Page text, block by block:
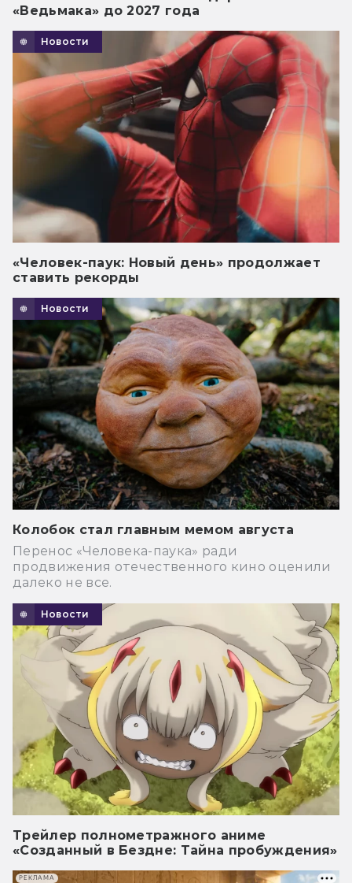
«Ведьмака» до 2027 года
Новости
«Человек-паук: Новый день» продолжает
ставить рекорды
Новости
Колобок стал главным мемом августа
Перенос «Человека-паука» ради
продвижения отечественного кино оценили
далеко не все.
Новости
Трейлер полнометражного аниме
«Созданный в Бездне: Тайна пробуждения»
РЕКЛАМА